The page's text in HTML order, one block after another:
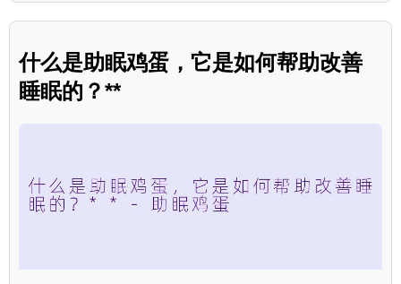
什么是助眠鸡蛋，它是如何帮助改善
睡眠的？**